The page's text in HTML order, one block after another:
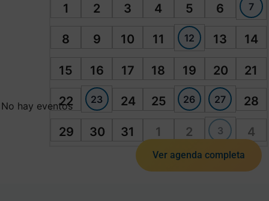
1 2 3 4 5 6 7
8 9 10 11 12 13 14
15 16 17 18 19 20 21
22 23 24 25 26 27 28
29 30 31 1 2 3 4
No hay eventos
Ver agenda completa